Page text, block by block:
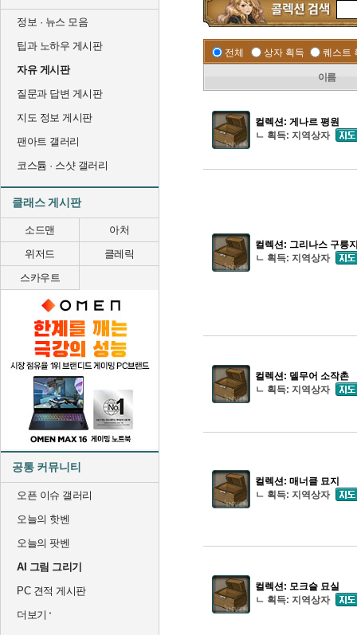
정보 · 뉴스 모음
팁과 노하우 게시판
자유 게시판
질문과 답변 게시판
지도 정보 게시판
팬아트 갤러리
코스튬 · 스샷 갤러리
클래스 게시판
소드맨
아처
위저드
클레릭
스카우트
공통 커뮤니티
오픈 이슈 갤러리
오늘의 핫벤
오늘의 팟벤
AI 그림 그리기
PC 견적 게시판
더보기
전체 상자 획득 퀘스트
이름
컬렉션: 게나르 평원
ㄴ 획득: 지역상자
컬렉션: 그리나스 구릉
ㄴ 획득: 지역상자
컬렉션: 델무어 소작촌
ㄴ 획득: 지역상자
컬렉션: 매너클 묘지
ㄴ 획득: 지역상자
컬렉션: 모크슬 묘실
ㄴ 획득: 지역상자